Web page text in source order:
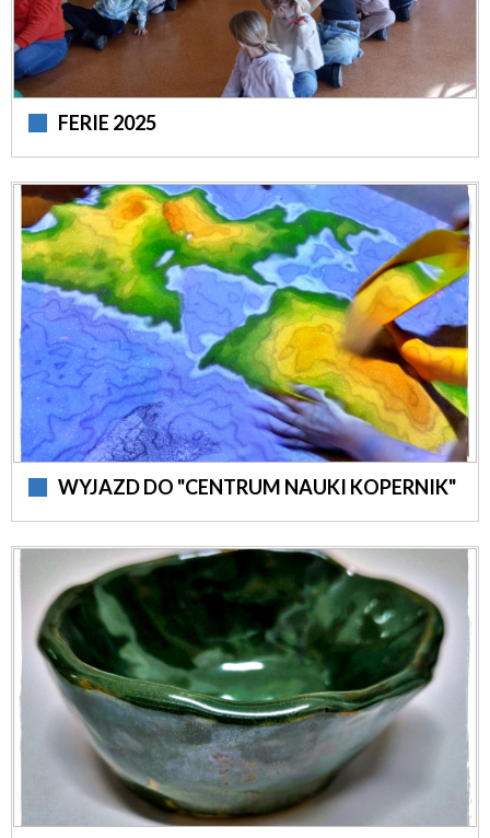
FERIE 2025
WYJAZD DO "CENTRUM NAUKI KOPERNIK"